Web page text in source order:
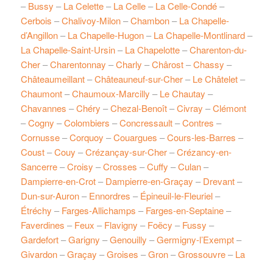
–Bussy –La Celette–La Celle–La Celle-Condé–
Cerbois –Chalivoy-Milon–Chambon–La Chapelle-
d’Angillon–La Chapelle-Hugon–La Chapelle-Montlinard–
La Chapelle-Saint-Ursin–La Chapelotte–Charenton-du-
Cher–Charentonnay –Charly –Chârost–Chassy –
Châteaumeillant–Châteauneuf-sur-Cher–Le Châtelet–
Chaumont–Chaumoux-Marcilly –Le Chautay –
Chavannes –Chéry –Chezal-Benoît–Civray –Clémont
–Cogny –Colombiers –Concressault–Contres –
Cornusse–Corquoy –Couargues –Cours-les-Barres –
Coust–Couy –Crézançay-sur-Cher–Crézancy-en-
Sancerre–Croisy –Crosses –Cuffy –Culan–
Dampierre-en-Crot–Dampierre-en-Graçay –Drevant–
Dun-sur-Auron–Ennordres –Épineuil-le-Fleuriel–
Étréchy –Farges-Allichamps –Farges-en-Septaine–
Faverdines –Feux –Flavigny –Foëcy –Fussy –
Gardefort–Garigny –Genouilly –Germigny-l’Exempt–
Givardon–Graçay –Groises –Gron–Grossouvre–La